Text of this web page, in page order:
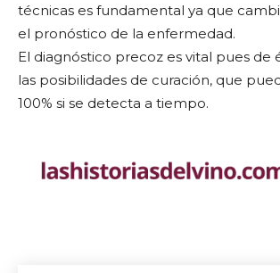
técnicas es fundamental ya que
el pronóstico de la enfermedad.
El diagnóstico precoz es vital pues de
las posibilidades de curación, que
100% si se detecta a tiempo.